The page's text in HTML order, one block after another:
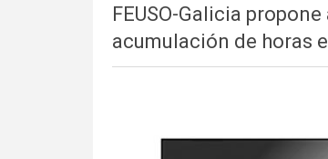
FEUSO-Galicia
acumulación de horas